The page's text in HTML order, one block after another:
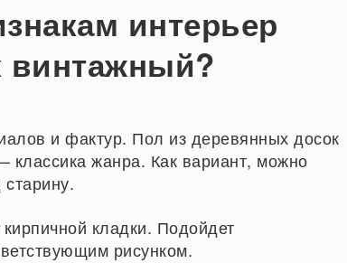
интерьер
винтажный?
и фактур. Пол из деревянных досок
жанра. Как вариант, можно
кладки. Подойдет
рисунком.